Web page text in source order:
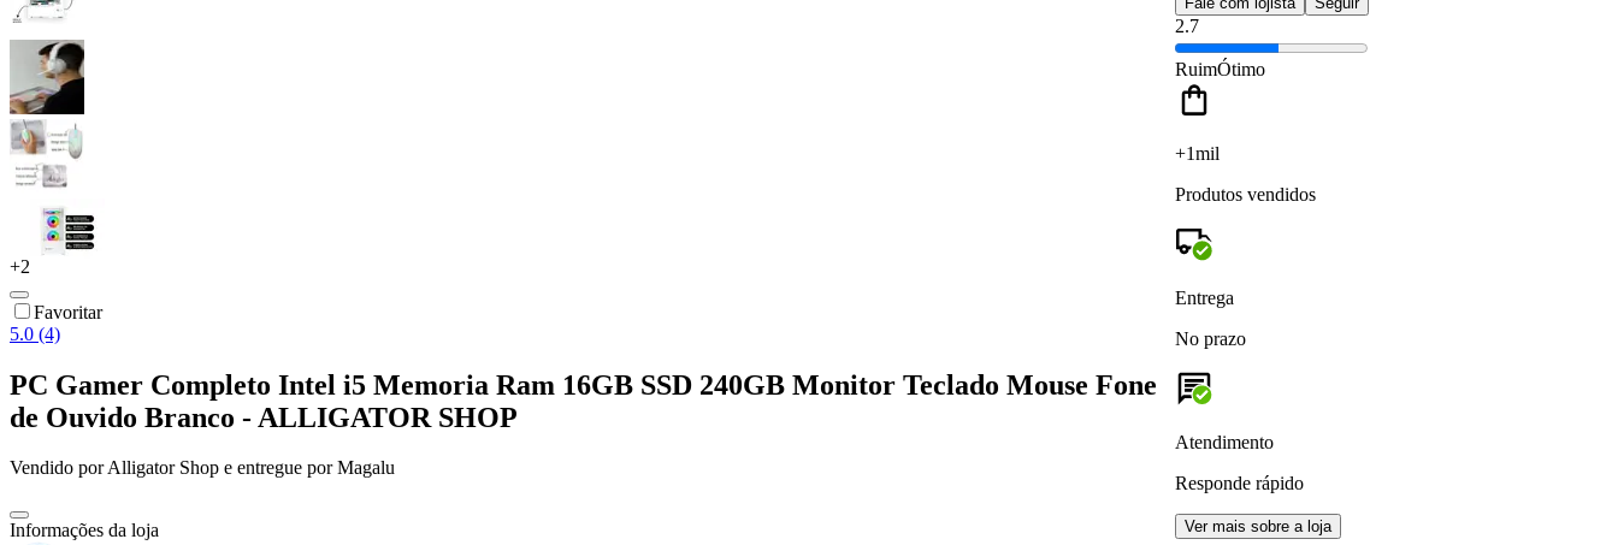
+2
Favoritar
5.0 (4)
PC Gamer Completo Intel i5 Memoria Ram 16GB SSD 240GB Monitor Teclado Mouse Fone
de Ouvido Branco - ALLIGATOR SHOP
Vendido porAlligator Shop e entregue por Magalu
Informações da loja
2.7
RuimÓtimo
+1mil
Produtos vendidos
Entrega
No prazo
Atendimento
Responde rápido
Ver mais sobre a loja